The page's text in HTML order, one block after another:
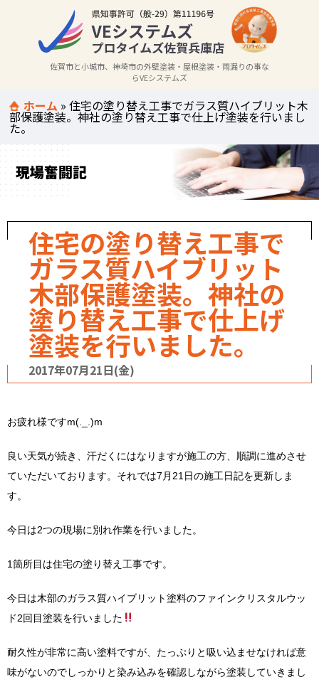
佐賀市と小城市、神埼市の外壁塗装・屋根塗装・雨漏りの事な
らVEシステムズ
ホーム »住宅の塗り替え工事でガラス質ハイブリット木
部保護塗装。神社の塗り替え工事で仕上げ塗装を行いまし
た。
現場奮闘記
住宅の塗り替え工事で
ガラス質ハイブリット
木部保護塗装。神社の
塗り替え工事で仕上げ
塗装を行いました。
2017年07月21日(金)
お疲れ様ですm(._.)m
良い天気が続き、汗だくにはなりますが施工の方、順調に進めさせ
ていただいております。それでは7月21日の施工日記を更新しま
す。
今日は2つの現場に別れ作業を行いました。
1箇所目は住宅の塗り替え工事です。
今日は木部のガラス質ハイブリット塗料のファインクリスタルウッ
ド2回目塗装を行いました
耐久性が非常に高い塗料ですが、たっぷりと吸い込ませなければ意
味がないのでしっかりと染み込みを確認しながら塗装していきまし